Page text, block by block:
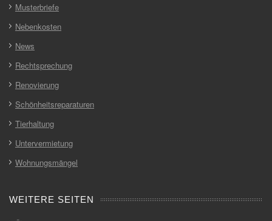
Musterbriefe
Nebenkosten
News
Rechtsprechung
Renovierung
Schönheitsreparaturen
Tierhaltung
Untervermietung
Wohnungsmängel
WEITERE SEITEN